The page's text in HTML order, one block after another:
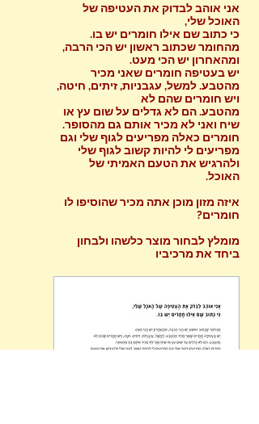
אני אוהב לבדוק את העטיפה של
האוכל שלי,
כי כתוב שם אילו חומרים יש בו.
מהחומר שכתוב ראשון יש הכי הרבה,
ומהאחרון יש הכי מעט.
יש בעטיפה חומרים שאני מכיר
מהטבע. למשל, עגבניות, זיתים, חיטה,
ויש חומרים שהם לא
מהטבע. הם לא גדלים על שום עץ או
שיח ואני לא מכיר אותם גם מהסופר.
חומרים כאלה מפריעים לגוף שלי וגם
מפריעים לי להיות קשוב לגוף שלי
ולהרגיש את הטעם האמיתי של
האוכל.
איזה מזון מוכן אתה מכיר שהוסיפו לו
חומרים?
מומלץ לבחור מוצר כלשהו ולבחון
ביחד את מרכיביו